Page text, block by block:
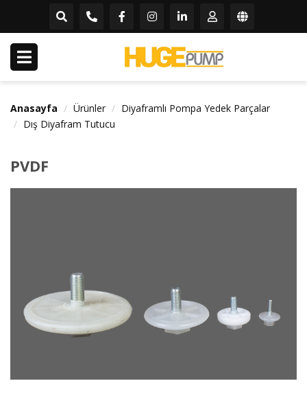
Anasayfa Ürünler
Diyaframlı Pompa Yedek Parçalar
Dış Diyafram Tutucu
PVDF